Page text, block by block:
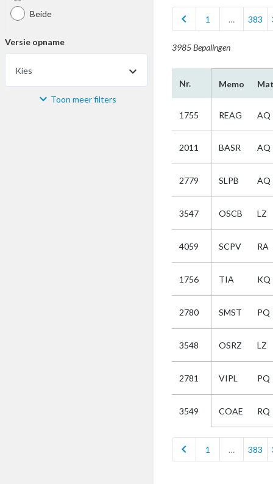
Beide
Versie opname
Kies
Materiaal Toon meer filters
chevron_left 1 … 383
3985 Bepalingen
Nr. Memo
1755 REAG AQ
2011 BASR AQ
2779 SLPB AQ
3547 OSCB LZ
4059 SCPV RA
1756 TIA KQ
2780 SMST PQ
3548 OSRZ LZ
2781 VIPL PQ
3549 COAE RQ
chevron_left 1 … 383